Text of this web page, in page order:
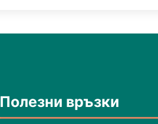
Полезни връзки